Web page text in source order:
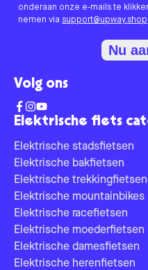
Elektrische fiets
Elektrische stadsfietsen
Elektrische bakfietsen
Elektrische trekkingfietsen
Elektrische mountainbikes
Elektrische racefietsen
Elektrische moederfietsen
Elektrische damesfietsen
Elektrische herenfietsen
onderaan onze e-mails te
nemen via support@upway.shop
Nu
Volg ons